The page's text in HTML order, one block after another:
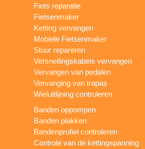
Fiets reparatie
Fietsenmaker
Ketting vervangen
Mobiele Fietsenmaker
Stuur repareren
Versnellingskabels vervangen
Vervangen van pedalen
Vervanging van trapas
Wieluitlijning controleren
Banden oppompen
Banden plakken
Bandenprofiel controleren
Controle van de kettingspanning